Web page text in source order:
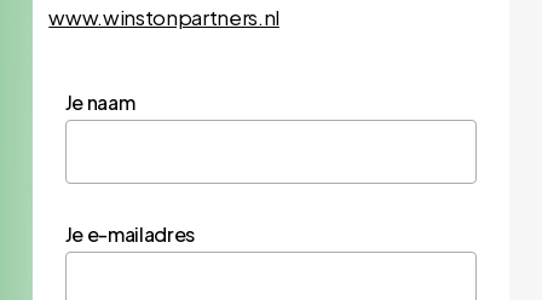
www.winstonpartners.nl
Je naam
Je e-mailadres